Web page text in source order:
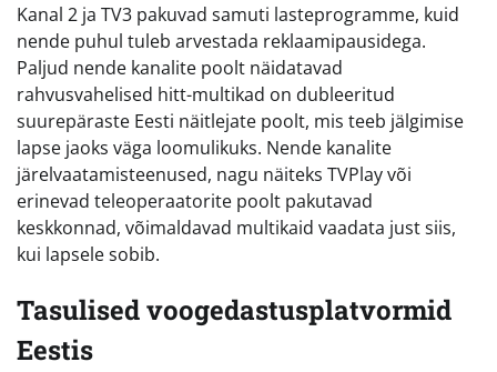
Kanal 2 ja TV3 pakuvad samuti lasteprogramme, kuid
nende puhul tuleb arvestada reklaamipausidega.
Paljud nende kanalite poolt näidatavad
rahvusvahelised hitt-multikad on dubleeritud
suurepäraste Eesti näitlejate poolt, mis teeb jälgimise
lapse jaoks väga loomulikuks. Nende kanalite
järelvaatamisteenused, nagu näiteks TVPlay või
erinevad teleoperaatorite poolt pakutavad
keskkonnad, võimaldavad multikaid vaadata just siis,
kui lapsele sobib.
Tasulised voogedastusplatvormid
Eestis